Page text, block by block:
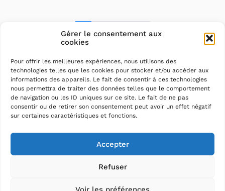
Gérer le consentement aux
cookies
Pour offrir les meilleures expériences, nous utilisons des
technologies telles que les cookies pour stocker et/ou accéder aux
informations des appareils. Le fait de consentir à ces technologies
nous permettra de traiter des données telles que le comportement
de navigation ou les ID uniques sur ce site. Le fait de ne pas
consentir ou de retirer son consentement peut avoir un effet négatif
sur certaines caractéristiques et fonctions.
Accepter
Refuser
1 2 Suivant